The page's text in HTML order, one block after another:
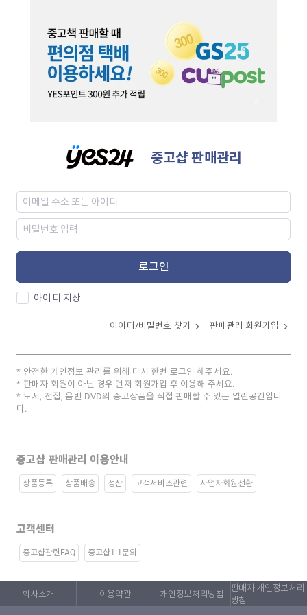
중고샵 판매관리
로그인
아이디 저장
아이디/비밀번호 찾기 판매관리 회원가입
안전한 개인정보 관리를 위해 다시 한번 로그인 해주세요.
판매자 회원이 아닌 경우 먼저 회원가입 후 이용해 주세요.
도서, 전집, 음반 DVD의 중고상품을 직접 판매할 수 있는 열린공간입니
다.
중고샵 판매관리 이용안내
상품등록 상품배송 정산 고객서비스관련 사업자회원전환
고객센터
중고샵관련FAQ 중고샵1:1문의
회사소개 이용약관 개인정보처리방침
판매자 개인정보처리
방침